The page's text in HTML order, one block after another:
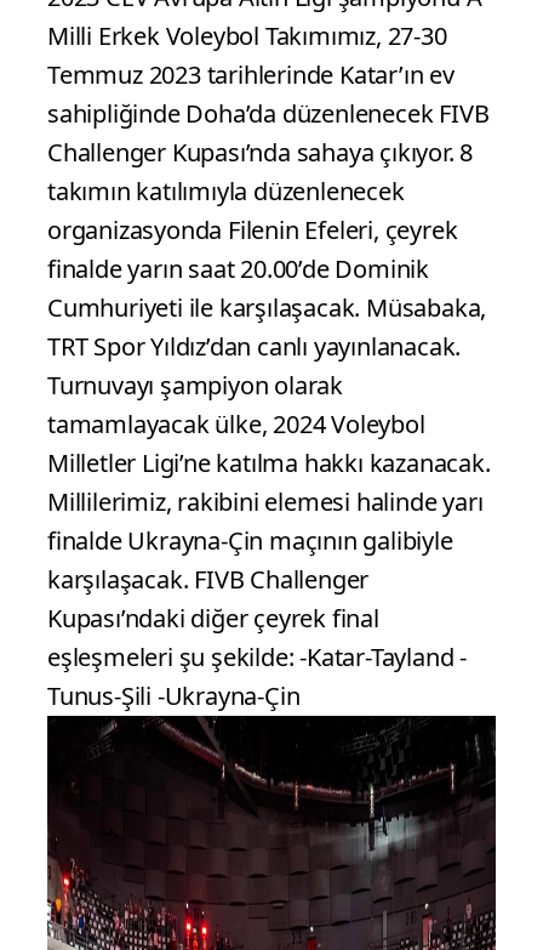
Milli Erkek Voleybol Takımımız, 27-30
Temmuz 2023 tarihlerinde Katar’ın ev
sahipliğinde Doha’da düzenlenecek FIVB
Challenger Kupası’nda sahaya çıkıyor. 8
takımın katılımıyla düzenlenecek
organizasyonda Filenin Efeleri, çeyrek
finalde yarın saat 20.00’de Dominik
Cumhuriyeti ile karşılaşacak. Müsabaka,
TRT Spor Yıldız’dan canlı yayınlanacak.
Turnuvayı şampiyon olarak
tamamlayacak ülke, 2024 Voleybol
Milletler Ligi’ne katılma hakkı kazanacak.
Millilerimiz, rakibini elemesi halinde yarı
finalde Ukrayna-Çin maçının galibiyle
karşılaşacak. FIVB Challenger
Kupası’ndaki diğer çeyrek final
eşleşmeleri şu şekilde: -Katar-Tayland -
Tunus-Şili -Ukrayna-Çin